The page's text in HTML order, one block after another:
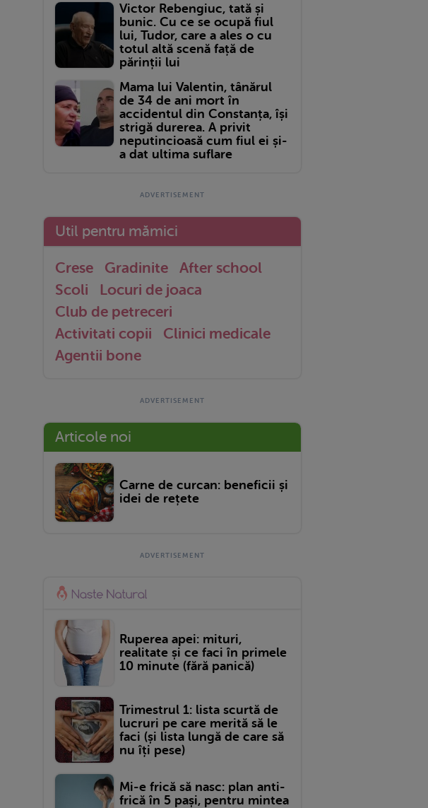
Victor Rebengiuc, tată și
bunic. Cu ce se ocupă fiul
lui, Tudor, care a ales o cu
totul altă scenă față de
părinții lui
Mama lui Valentin, tânărul
de 34 de ani mort în
accidentul din Constanța, își
strigă durerea. A privit
neputincioasă cum fiul ei și-
a dat ultima suflare
Util pentru mămici
Crese Gradinite
After school
Scoli
Locuri de joaca
Club de petreceri
Activitati copii
Clinici medicale
Agentii bone
Articole noi
Carne de curcan: beneficii și
idei de rețete
Ruperea apei: mituri,
realitate și ce faci în primele
10 minute (fără panică)
Trimestrul 1: lista scurtă de
lucruri pe care merită să le
faci (și lista lungă de care să
nu îți pese)
Mi-e frică să nasc: plan anti-
frică în 5 pași, pentru mintea